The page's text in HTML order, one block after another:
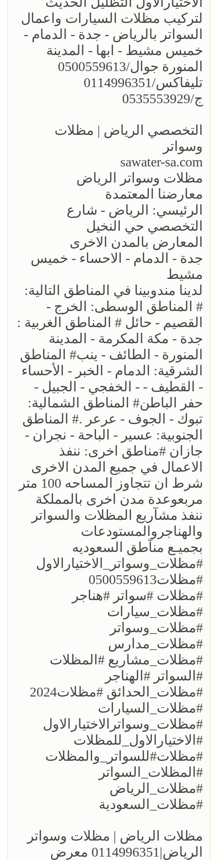
لتركيب مظلات السيارات واعمال
السواتر بالرياض - جدة - الدمام -
خميس مشيط - ابها - المدينة
المنورة جوال/0500559613
تليفاكس/0114996351
ج/0535553929
التخصصي الرياض | مظلات
وسواتر
sawater-sa.com
مظلات وسواتر الرياض
معارضنا المعتمدة
الرئيسي: الرياض - شارع
التخصصي حي النخيل
المعارض بالمدن الاخرى
جدة - الدمام - الاحساء - خميس
مشيط
لدينا مندوبينا في المناطق التالية:
# المناطق الوسطى: الخرج -
القصيم - حائل # المناطق الغربية :
جدة - مكة المكرمة - المدينة
المنورة - الطائف - ينب# المناطق
الشرقية: الدمام - الخبر - الأحساء
- القطيف - - الخفجي - الجبيل -
حفر الباطن# المناطق الشمالية:
تبوك - الجوف - عرعر .# المناطق
الجنوبية: عسير - الباحة - نجران -
جازان #مناطق اخرى: ننفذ
الاعمال في جميع المدن الاخرى
شرط ان تتجاوز المساحه 100 متر
مربعوعدة مدن اخرى بالمملكة
ننفذ مشآريع المظلات والسواتر
والهناجروالمستودعات
بجميـع منآطق السعوديه
#مظلات_وسواتر_الاختيارالاول
#مظلات0500559613
#مظلات #سواتر #هناجر
#مظلات_سيارات
#مظلات_وسواتر
#مظلات_مدارس
#مظلات_مشاريع #المظلات
#السواتر #الهناجر
#مظلات_الحدائق #مظلات2024
#مظلات_السيارات
#مظلات_وسواترالاختيارالاول
#الاختيارالاول_للمظلات
#مظلات#للسواتر_والمظلات
#المظلات_السواتر
#مظلات_الرياض
#مظلات_السعودية
مظلات الرياض | مظلات وسواتر
الرياض|0114996351 معرض